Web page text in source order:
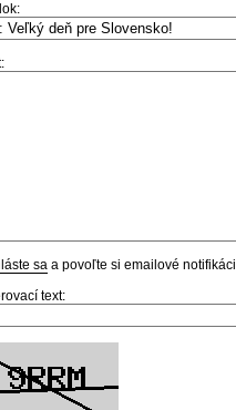
sa a povoľte si emailové
text: